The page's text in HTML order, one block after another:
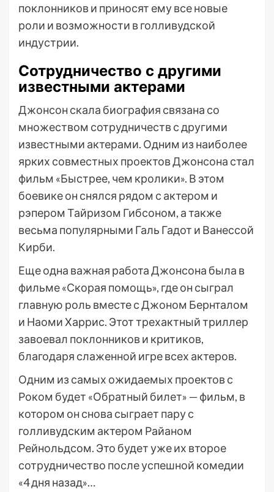
поклонников и приносят ему все новые
роли и возможности в голливудской
индустрии.
Сотрудничество с другими
известными актерами
Джонсон скала биография связана со
множеством сотрудничеств с другими
известными актерами. Одним из наиболее
ярких совместных проектов Джонсона стал
фильм «Быстрее, чем кролики». В этом
боевике он снялся рядом с актером и
рэпером Тайризом Гибсоном, а также
весьма популярными Галь Гадот и Ванессой
Кирби.
Еще одна важная работа Джонсона была в
фильме «Скорая помощь», где он сыграл
главную роль вместе с Джоном Бернталом
и Наоми Харрис. Этот трехактный триллер
завоевал поклонников и критиков,
благодаря слаженной игре всех актеров.
Одним из самых ожидаемых проектов с
Роком будет «Обратный билет» — фильм, в
котором он снова сыграет пару с
голливудским актером Райаном
Рейнольдсом. Это будет уже их второе
сотрудничество после успешной комедии
«4 дня назад»…